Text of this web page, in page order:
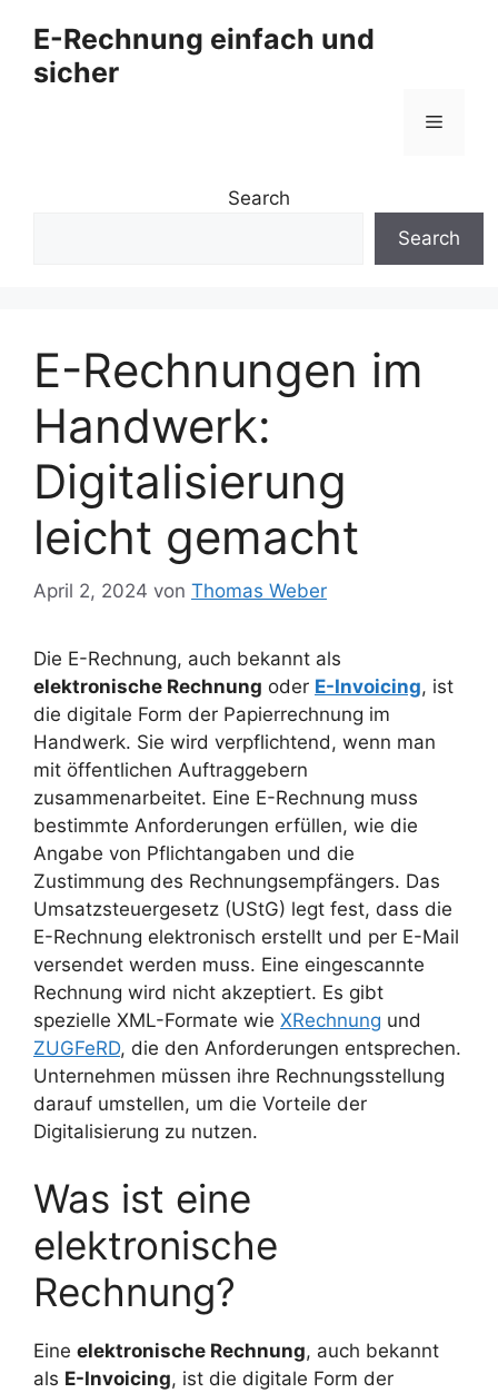
Inhalt
springen
E-Rechnung einfach und
sicher
Menü
Search
Search
E-Rechnungen im
Handwerk:
Digitalisierung
leicht gemacht
April 2, 2024 von Thomas Weber
Die E-Rechnung, auch bekannt als
elektronische Rechnung oder E-Invoicing, ist
die digitale Form der Papierrechnung im
Handwerk. Sie wird verpflichtend, wenn man
mit öffentlichen Auftraggebern
zusammenarbeitet. Eine E-Rechnung muss
bestimmte Anforderungen erfüllen, wie die
Angabe von Pflichtangaben und die
Zustimmung des Rechnungsempfängers. Das
Umsatzsteuergesetz (UStG) legt fest, dass die
E-Rechnung elektronisch erstellt und per E-Mail
versendet werden muss. Eine eingescannte
Rechnung wird nicht akzeptiert. Es gibt
spezielle XML-Formate wie XRechnung und
ZUGFeRD, die den Anforderungen entsprechen.
Unternehmen müssen ihre Rechnungsstellung
darauf umstellen, um die Vorteile der
Digitalisierung zu nutzen.
Was ist eine
elektronische
Rechnung?
Eine elektronische Rechnung, auch bekannt
als E-Invoicing, ist die digitale Form der